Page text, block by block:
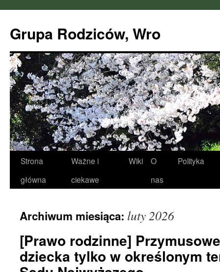
treści
Grupa Rodziców, Wro
Strona
główna
Ważne i
ciekawe
Wiki
O
nas
Polityka
Archiwum miesiąca: luty 2026
[Prawo rodzinne]
dziecka tylko w określonym